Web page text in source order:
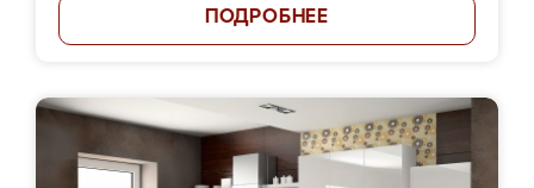
ПОДРОБНЕЕ